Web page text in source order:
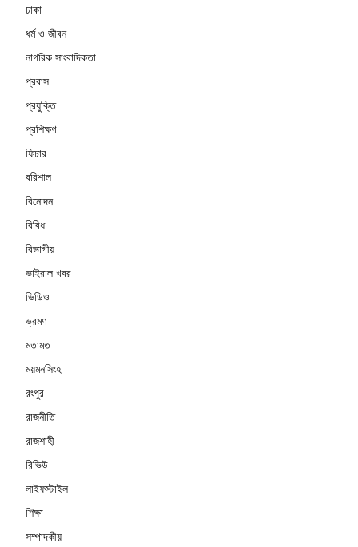
ঢাকা
ধর্ম ও জীবন
নাগরিক সাংবাদিকতা
প্রবাস
প্রযুক্তি
প্রশিক্ষণ
ফিচার
বরিশাল
বিনোদন
বিবিধ
বিভাগীয়
ভাইরাল খবর
ভিডিও
ভ্রমণ
মতামত
ময়মনসিংহ
রংপুর
রাজনীতি
রাজশাহী
রিভিউ
লাইফস্টাইল
শিক্ষা
সম্পাদকীয়